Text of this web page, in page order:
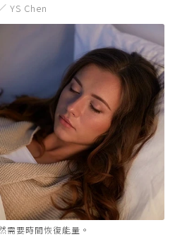
YS Chen
需要時間恢復能量。